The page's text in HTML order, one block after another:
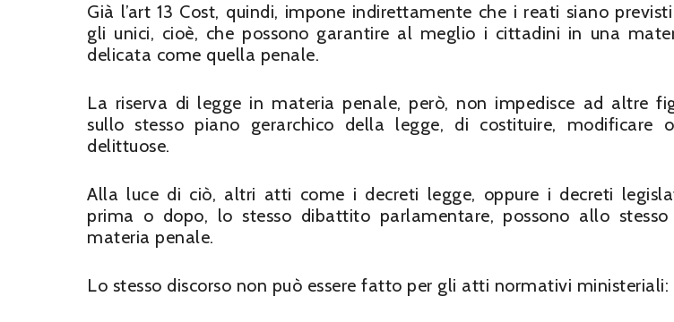
Già l’art 13 Cost, quindi, impone indirettamente che i reati siano
gli unici, cioè, che possono garantire al meglio i cittadini in una
delicata come quella penale.
La riserva di legge in materia penale, però, non impedisce ad altre
sullo stesso piano gerarchico della legge, di costituire, modificare
delittuose.
Alla luce di ciò, altri atti come i decreti legge, oppure i decreti
prima o dopo, lo stesso dibattito parlamentare, possono allo
materia penale.
Lo stesso discorso non può essere fatto per gli atti normativi